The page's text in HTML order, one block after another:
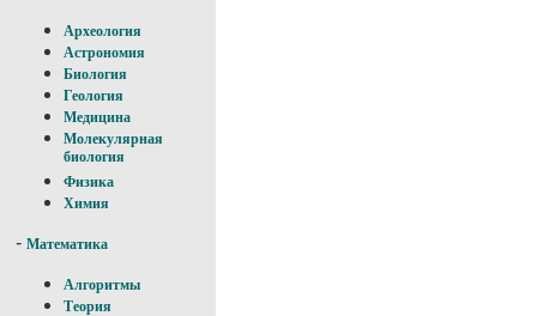
Археология
Астрономия
Биология
Геология
Медицина
Молекулярная
биология
Физика
Химия
- Математика
Алгоритмы
Теория